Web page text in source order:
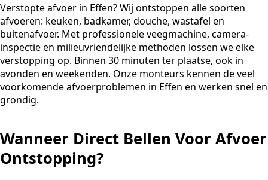
Verstopte afvoer in Effen? Wij ontstoppen alle soorten
afvoeren: keuken, badkamer, douche, wastafel en
buitenafvoer. Met professionele veegmachine, camera-
inspectie en milieuvriendelijke methoden lossen we elke
verstopping op. Binnen 30 minuten ter plaatse, ook in
avonden en weekenden. Onze monteurs kennen de veel
voorkomende afvoerproblemen in Effen en werken snel en
grondig.
Wanneer Direct Bellen Voor Afvoer
Ontstopping?